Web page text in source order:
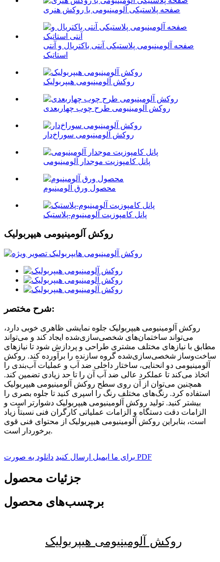
صفحه پلاستیکی آلومینیومی با روکش هنری
صفحه آلومینیومی پلاستیکی آنتی باکتریال و آنتی
استاتیک
روکش آلومینیومی هیپربولیک
روکش آلومینیومی طرح چوب چهاربعدی
روکش آلومینیومی سوراخ‌دار
پانل کامپوزیت موجدار آلومینیومی
محصول ورق آلومینیوم
پانل کامپوزیت آلومینیوم-پلاستیک
روکش آلومینیومی هیپربولیک
شرح مختصر:
روکش آلومینیومی هیپربولیک جلوه نمایشی ظاهری خوبی دارد،
می‌تواند ساختمان‌های شخصی‌سازی‌شده ایجاد کند و می‌تواند
مطابق با نیازهای مختلف مشتری طراحی و پردازش شود تا نیازهای
ساخت‌وساز شخصی‌سازی‌شده گروه سازنده را برآورده کند. روکش
آلومینیومی دو انحنایی، ساختار داخلی ضد آب و عملیات آب‌بندی را
اتخاذ می‌کند تا عملکرد عالی ضد آب آن را تا حد زیادی تضمین کند.
همچنین می‌توان از آن روی سطح روکش آلومینیومی هیپربولیک
استفاده کرد. رنگ‌های مختلف رنگ را اسپری کنید تا جلوه بصری را
بیشتر کنید. تولید روکش آلومینیومی هیپربولیک دشوارتر است و
الزامات دقت دستگاه و الزامات عملیاتی کارگران فنی نسبتاً زیاد
است، بنابراین روکش آلومینیومی هیپربولیک از محتوای فنی قوی
برخوردار است.
برای ما ایمیل ارسال کنید دانلود به صورت PDF
جزئیات محصول
برچسب‌های محصول
روکش آلومینیومی هیپربولیک